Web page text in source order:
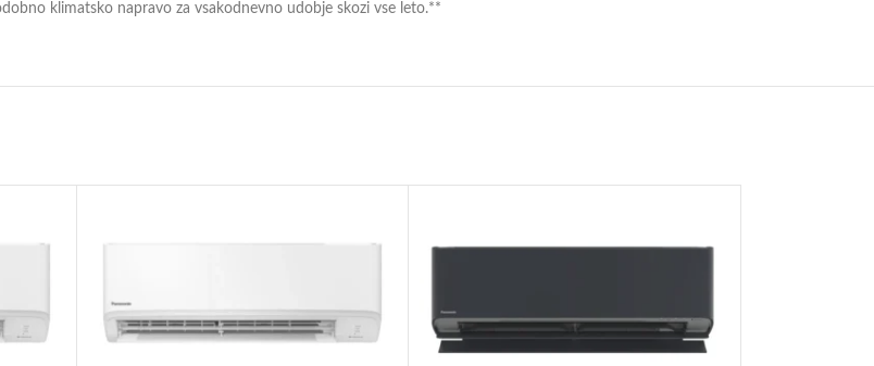
klimatsko napravo za vsakodnevno udobje skozi vse leto.**